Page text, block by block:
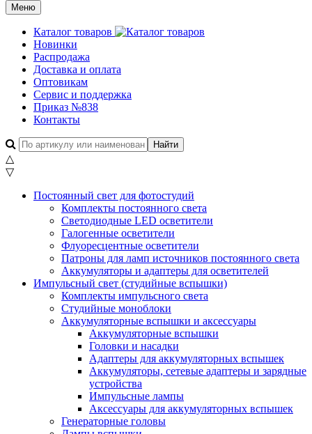
Меню
Каталог товаров
Новинки
Распродажа
Доставка и оплата
Оптовикам
Сервис и поддержка
Приказ №838
Контакты
△
▽
Постоянный свет для фотостудий
Комплекты постоянного света
Светодиодные LED осветители
Галогенные осветители
Флуоресцентные осветители
Патроны для ламп источников постоянного света
Аккумуляторы и адаптеры для осветителей
Импульсный свет (студийные вспышки)
Комплекты импульсного света
Студийные моноблоки
Аккумуляторные вспышки и аксессуары
Аккумуляторные вспышки
Головки и насадки
Адаптеры для аккумуляторных вспышек
Аккумуляторы, сетевые адаптеры и зарядные
устройства
Импульсные лампы
Аксессуары для аккумуляторных вспышек
Генераторные головы